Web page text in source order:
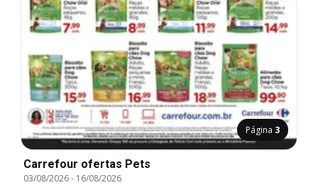
Página 3
Carrefour ofertas Pets
03/08/2026- 16/08/2026